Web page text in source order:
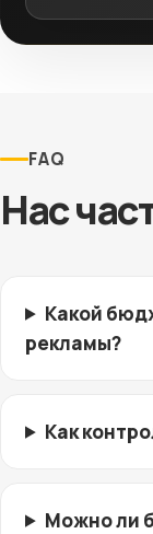
FAQ
Нас
Какой
рекламы?
Как
Можно ли